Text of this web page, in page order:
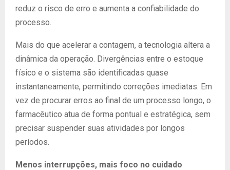
reduz o risco de erro e aumenta a confiabilidade do
processo.
Mais do que acelerar a contagem, a tecnologia altera a
dinâmica da operação. Divergências entre o estoque
físico e o sistema são identificadas quase
instantaneamente, permitindo correções imediatas. Em
vez de procurar erros ao final de um processo longo, o
farmacêutico atua de forma pontual e estratégica, sem
precisar suspender suas atividades por longos
períodos.
Menos interrupções, mais foco no cuidado